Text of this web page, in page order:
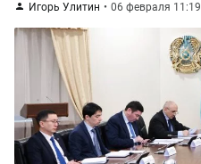
Игорь Улитин 06 февраля 11:19